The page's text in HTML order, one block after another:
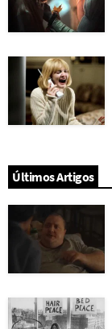
Últimos Artigos